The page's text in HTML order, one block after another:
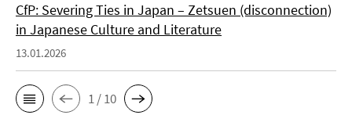
CfP: Severing Ties in Japan – Zetsuen (disconnection)
in Japanese Culture and Literature
13.01.2026
1 / 10